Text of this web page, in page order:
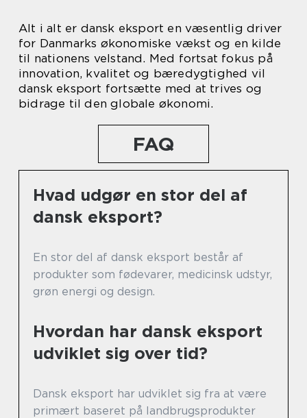
Alt i alt er dansk eksport en væsentlig driver
for Danmarks økonomiske vækst og en kilde
til nationens velstand. Med fortsat fokus på
innovation, kvalitet og bæredygtighed vil
dansk eksport fortsætte med at trives og
bidrage til den globale økonomi.
FAQ
Hvad udgør en stor del af
dansk eksport?
En stor del af dansk eksport består af
produkter som fødevarer, medicinsk udstyr,
grøn energi og design.
Hvordan har dansk eksport
udviklet sig over tid?
Dansk eksport har udviklet sig fra at være
primært baseret på landbrugsprodukter